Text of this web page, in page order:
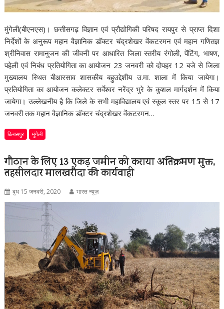
मुंगेली(बीएनएस)। छत्तीसगढ़ विज्ञान एवं प्रौद्योगिकी परिषद रायपुर से प्राप्त दिशा
निर्देशों के अनुरूप महान वैज्ञानिक डॉक्टर चंद्रशेखर वेंकटरमन एवं महान गणितज्ञ
श्रीनिवास रामानुजन की जीवनी पर आधारित जिला स्तरीय रंगोली, पेंटिंग, भाषण,
पहेली एवं निबंध प्रतियोगिता का आयोजन 23 जनवरी को दोपहर 12 बजे से जिला
मुख्यालय स्थित बीआरसाव शासकीय बहुउद्देशीय उ.मा. शाला में किया जायेगा।
प्रतियोगिता का आयोजन कलेक्टर सर्वेश्वर नरेंद्र भुरे के कुशल मार्गदर्शन में किया
जायेगा। उल्लेखनीय है कि जिले के सभी महाविद्यालय एवं स्कूल स्तर पर 15 सेे 17
जनवरी तक महान वैज्ञानिक डॉक्टर चंद्रशेखर वेंकटरमन…
बिलासपुर मुंगेली
गौठान के लिए 13 एकड़ जमीन को कराया अतिक्रमण मुक्त,
तहसीलदार मालखरौदा की कार्यवाही
बुध 15 जनवरी, 2020 भारत न्यूज़